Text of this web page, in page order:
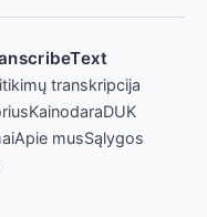
transkripcija
KainodaraDUK
Apie musSąlygos